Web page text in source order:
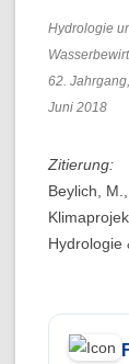
Change
Folge 11 –
Folge 9 –
zum Schutz
Hydrologie
62.
Juni 2018
Zitierung:
Beylich,
Hydrologie